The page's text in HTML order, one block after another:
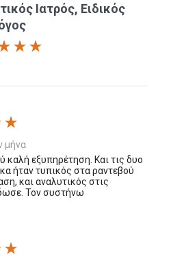
Ιατρός, Ειδικός
μήνα
καλή εξυπηρέτηση. Και τις δυο
ήταν τυπικός στα ραντεβού
και αναλυτικός στις
Τον συστήνω